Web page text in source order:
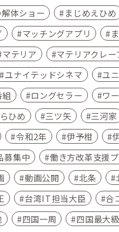
体ショー まじめえひめ
マッチングアプリ
マテリア マテリアクレー
ユナイテッドシネマ ユ
組 ロングセラー ワ
ひめ
三ツ矢 三河家
令和2年 伊予柑
募集中 働き方改革支援
動画公開 北条
台湾IT担当大臣 合
四国一周 四国最大